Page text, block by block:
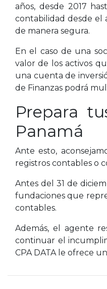
años, desde 2017
contabilidad desde el
de manera segura.
En el caso de una
valor de los activos
una cuenta de
de Finanzas podrá
Prepara
Panamá
Ante esto,
registros contables o
Antes del 31 de
fundaciones que
contables.
Además, el agente
continuar el
CPA DATA le ofrece